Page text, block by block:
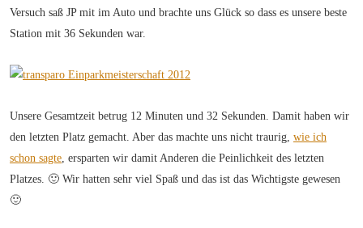
Versuch saß JP mit im Auto und brachte uns Glück so dass es unsere beste
Station mit 36 Sekunden war.
Unsere Gesamtzeit betrug 12 Minuten und 32 Sekunden. Damit haben wir
den letzten Platz gemacht. Aber das machte uns nicht traurig, wie ich
schon sagte, ersparten wir damit Anderen die Peinlichkeit des letzten
Platzes. 🙂 Wir hatten sehr viel Spaß und das ist das Wichtigste gewesen
🙂